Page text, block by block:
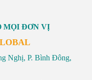
MỌI ĐƠN VỊ
Nghị, P. Bình Đông,